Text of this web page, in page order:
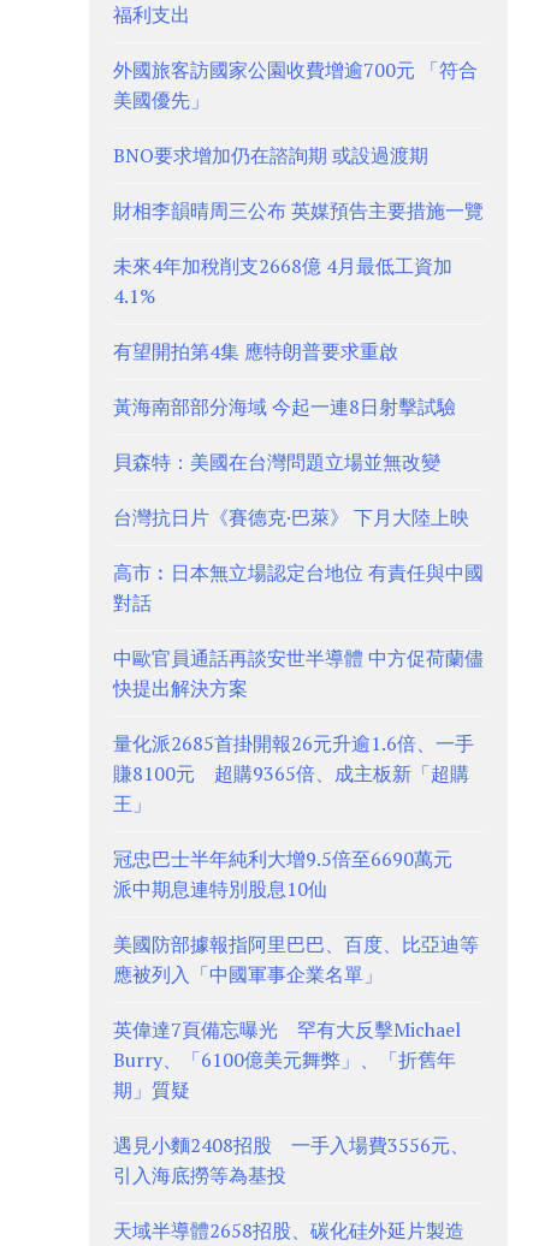
福利支出
外國旅客訪國家公園收費增逾700元 「符合
美國優先」
BNO要求增加仍在諮詢期 或設過渡期
財相李韻晴周三公布 英媒預告主要措施一覽
未來4年加稅削支2668億 4月最低工資加
4.1%
有望開拍第4集 應特朗普要求重啟
黃海南部部分海域 今起一連8日射擊試驗
貝森特：美國在台灣問題立場並無改變
台灣抗日片《賽德克·巴萊》 下月大陸上映
高市︰日本無立場認定台地位 有責任與中國
對話
中歐官員通話再談安世半導體 中方促荷蘭儘
快提出解決方案
量化派2685首掛開報26元升逾1.6倍、一手
賺8100元 超購9365倍、成主板新「超購
王」
冠忠巴士半年純利大增9.5倍至6690萬元
派中期息連特別股息10仙
美國防部據報指阿里巴巴、百度、比亞迪等
應被列入「中國軍事企業名單」
英偉達7頁備忘曝光 罕有大反擊Michael
Burry、「6100億美元舞弊」、「折舊年
期」質疑
遇見小麵2408招股 一手入場費3556元、
引入海底撈等為基投
天域半導體2658招股、碳化硅外延片製造